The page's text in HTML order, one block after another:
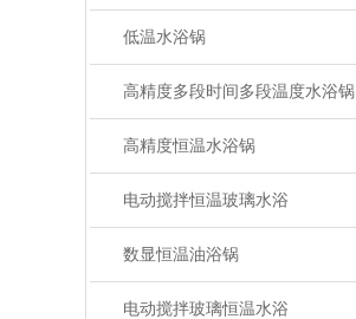
低温水浴锅
高精度多段时间多段温度水浴锅
高精度恒温水浴锅
电动搅拌恒温玻璃水浴
数显恒温油浴锅
电动搅拌玻璃恒温水浴